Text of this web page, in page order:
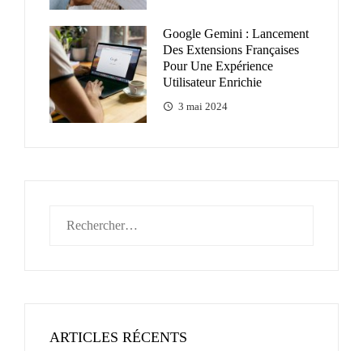
Google Gemini : Lancement
Des Extensions Françaises
Pour Une Expérience
Utilisateur Enrichie
3 mai 2024
ARTICLES RÉCENTS